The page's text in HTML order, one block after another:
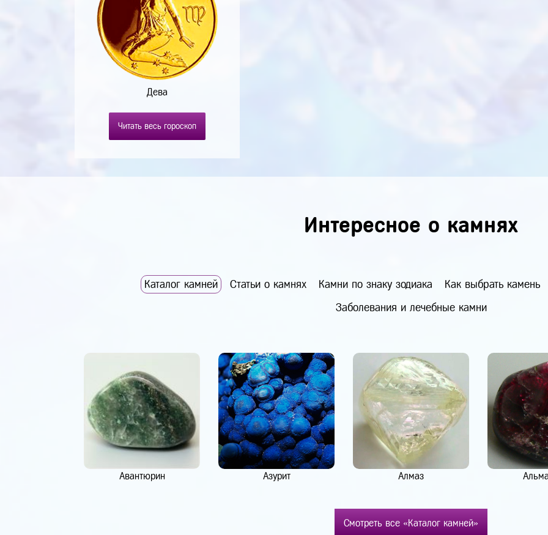
Дева
Читать весь гороскоп
Интересное о камнях
Каталог камней Статьи о камнях Камни по знаку зодиака Как выбрать камень
Заболевания и лечебные камни
Авантюрин Азурит Алмаз
Смотреть все «Каталог камней»